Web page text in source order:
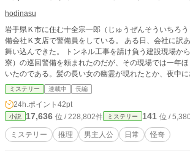
hodinasu
岩手県Ｋ市に住む十全宗一郎（じゅうぜんそういちろ
備会社Ｋ支店で警備員をしている。 ある日、会社に訳
舞い込んできた。 トンネル工事を請け負う建設現場か
寮）の巡回警備を頼まれたのだが、その現場では一年
いたのである。髪の長い女の幽霊が現れたとか、夜中
きたとかという噂も流れており、写真週刊誌で『呪われ
を呼ぶ』というタイトルで、特集されたというオマケも
同僚たちは、そんな祟られた現場には、仕事であろうと
が、支店長の一喝で、その恐ろしい現場に、宗一郎が行
日、寮の責任者に寮内を案内された宗一郎は、いきなり
う。 ２０１号室で死んでいた疋田（ひきた）という男
ミステリー 連載中 長編
24h.ポイント 42pt
小説 17,636 位 / 228,802件 ミステリー 141 位 /
ミステリー 推理 男主人公 日常 怪奇